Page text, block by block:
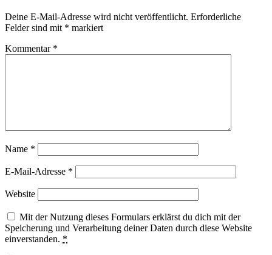
Deine E-Mail-Adresse wird nicht veröffentlicht. Erforderliche
Felder sind mit * markiert
Kommentar *
Name *
E-Mail-Adresse *
Website
Mit der Nutzung dieses Formulars erklärst du dich mit der
Speicherung und Verarbeitung deiner Daten durch diese Website
einverstanden. *